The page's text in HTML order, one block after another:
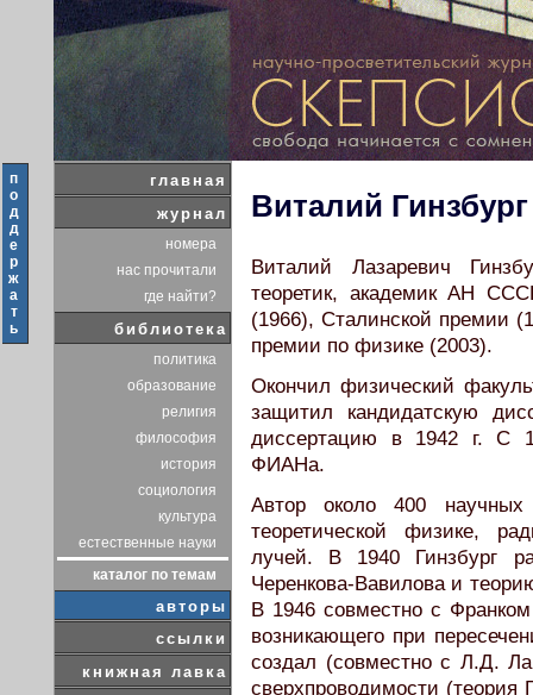
п
о
д
д
е
р
ж
а
т
ь
главная
журнал
номера
нас прочитали
где найти?
библиотека
политика
образование
религия
философия
история
социология
культура
естественные науки
каталог по темам
авторы
ссылки
книжная лавка
Виталий Гинзбург
Виталий Лазаревич
теоретик, академик АН
(1966), Сталинской премии
премии по физике (2003).
Окончил физический
защитил кандидатскую
диссертацию в 1942 г. С
ФИАНа.
Автор около 400
теоретической физике,
лучей. В 1940 Гинзбург
Черенкова-Вавилова и
В 1946 совместно с
возникающего при
создал (совместно с Л.Д.
сверхпроводимости (теория